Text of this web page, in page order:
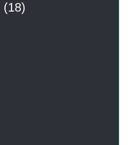
(18)